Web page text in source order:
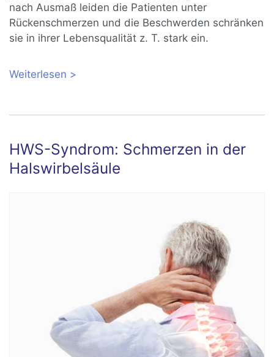
nach Ausmaß leiden die Patienten unter
Rückenschmerzen und die Beschwerden schränken
sie in ihrer Lebensqualität z. T. stark ein.
Weiterlesen über Rückenschmerzen: Ursachen und
HWS-Syndrom: Schmerzen in der
Halswirbelsäule